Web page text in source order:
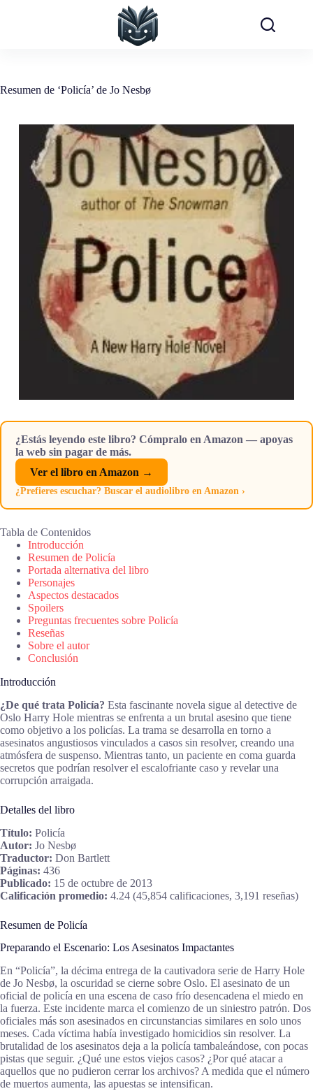
Resumen de ‘Policía’ de Jo Nesbø
¿Estás leyendo este libro? Cómpralo en Amazon — apoyas
la web sin pagar de más.
Ver el libro en Amazon →
¿Prefieres escuchar? Buscar el audiolibro en Amazon ›
Tabla de Contenidos
Introducción
Resumen de Policía
Portada alternativa del libro
Personajes
Aspectos destacados
Spoilers
Preguntas frecuentes sobre Policía
Reseñas
Sobre el autor
Conclusión
Introducción
¿De qué trata Policía? Esta fascinante novela sigue al detective de
Oslo Harry Hole mientras se enfrenta a un brutal asesino que tiene
como objetivo a los policías. La trama se desarrolla en torno a
asesinatos angustiosos vinculados a casos sin resolver, creando una
atmósfera de suspenso. Mientras tanto, un paciente en coma guarda
secretos que podrían resolver el escalofriante caso y revelar una
corrupción arraigada.
Detalles del libro
Título: Policía
Autor: Jo Nesbø
Traductor: Don Bartlett
Páginas: 436
Publicado: 15 de octubre de 2013
Calificación promedio: 4.24 (45,854 calificaciones, 3,191 reseñas)
Resumen de Policía
Preparando el Escenario: Los Asesinatos Impactantes
En “Policía”, la décima entrega de la cautivadora serie de Harry Hole
de Jo Nesbø, la oscuridad se cierne sobre Oslo. El asesinato de un
oficial de policía en una escena de caso frío desencadena el miedo en
la fuerza. Este incidente marca el comienzo de un siniestro patrón. Dos
oficiales más son asesinados en circunstancias similares en solo unos
meses. Cada víctima había investigado homicidios sin resolver. La
brutalidad de los asesinatos deja a la policía tambaleándose, con pocas
pistas que seguir. ¿Qué une estos viejos casos? ¿Por qué atacar a
aquellos que no pudieron cerrar los archivos? A medida que el número
de muertos aumenta, las apuestas se intensifican.